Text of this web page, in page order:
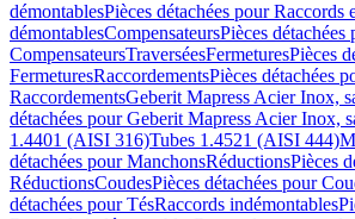
démontablesPièces détachées pour Raccords
démontablesCompensateursPièces détachées
CompensateursTraverséesFermeturesPièces
FermeturesRaccordementsPièces détachées
RaccordementsGeberit Mapress Acier Inox,
détachées pour Geberit Mapress Acier Inox,
1.4401 (AISI 316)Tubes 1.4521 (AISI 444)
détachées pour ManchonsRéductionsPièces
RéductionsCoudesPièces détachées pour
détachées pour TésRaccords indémontables